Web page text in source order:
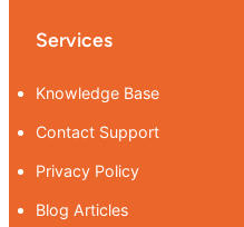
Services
Knowledge Base
Contact Support
Privacy Policy
Blog Articles